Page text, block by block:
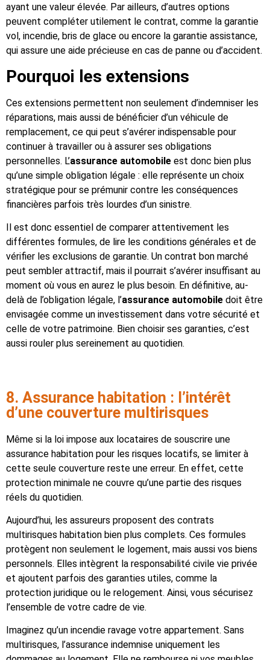
ayant une valeur élevée. Par ailleurs, d’autres options
peuvent compléter utilement le contrat, comme la garantie
vol, incendie, bris de glace ou encore la garantie assistance,
qui assure une aide précieuse en cas de panne ou d’accident.
Pourquoi les extensions
Ces extensions permettent non seulement d’indemniser les
réparations, mais aussi de bénéficier d’un véhicule de
remplacement, ce qui peut s’avérer indispensable pour
continuer à travailler ou à assurer ses obligations
personnelles. L’assurance automobile est donc bien plus
qu’une simple obligation légale : elle représente un choix
stratégique pour se prémunir contre les conséquences
financières parfois très lourdes d’un sinistre.
Il est donc essentiel de comparer attentivement les
différentes formules, de lire les conditions générales et de
vérifier les exclusions de garantie. Un contrat bon marché
peut sembler attractif, mais il pourrait s’avérer insuffisant au
moment où vous en aurez le plus besoin. En définitive, au-
delà de l’obligation légale, l’assurance automobile doit être
envisagée comme un investissement dans votre sécurité et
celle de votre patrimoine. Bien choisir ses garanties, c’est
aussi rouler plus sereinement au quotidien.
8. Assurance habitation : l’intérêt
d’une couverture multirisques
Même si la loi impose aux locataires de souscrire une
assurance habitation pour les risques locatifs, se limiter à
cette seule couverture reste une erreur. En effet, cette
protection minimale ne couvre qu’une partie des risques
réels du quotidien.
Aujourd’hui, les assureurs proposent des contrats
multirisques habitation bien plus complets. Ces formules
protègent non seulement le logement, mais aussi vos biens
personnels. Elles intègrent la responsabilité civile vie privée
et ajoutent parfois des garanties utiles, comme la
protection juridique ou le relogement. Ainsi, vous sécurisez
l’ensemble de votre cadre de vie.
Imaginez qu’un incendie ravage votre appartement. Sans
multirisques, l’assurance indemnise uniquement les